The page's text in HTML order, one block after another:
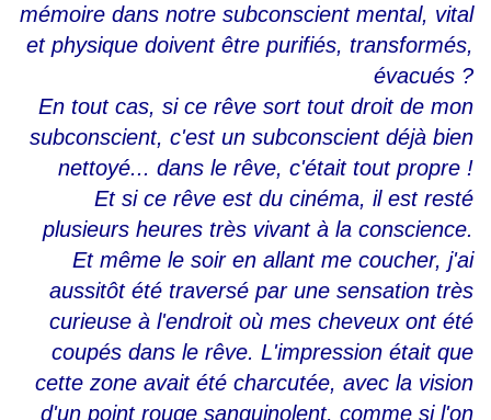
mémoire dans notre subconscient mental, vital
et physique doivent être purifiés, transformés,
évacués ?
En tout cas, si ce rêve sort tout droit de mon
subconscient, c'est un subconscient déjà bien
nettoyé... dans le rêve, c'était tout propre !
Et si ce rêve est du cinéma, il est resté
plusieurs heures très vivant à la conscience.
Et même le soir en allant me coucher, j'ai
aussitôt été traversé par une sensation très
curieuse à l'endroit où mes cheveux ont été
coupés dans le rêve. L'impression était que
cette zone avait été charcutée, avec la vision
d'un point rouge sanguinolent, comme si l'on